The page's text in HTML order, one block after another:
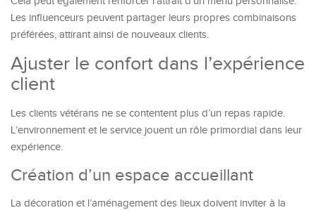
Les influenceurs peuvent partager leurs propres combinaisons
préférées, attirant ainsi de nouveaux clients.
Ajuster le confort dans l’expérience
client
Les clients vétérans ne se contentent plus d’un repas rapide.
L’environnement et le service jouent un rôle primordial dans leur
expérience.
Création d’un espace accueillant
La décoration et l’aménagement des lieux doivent inviter à la